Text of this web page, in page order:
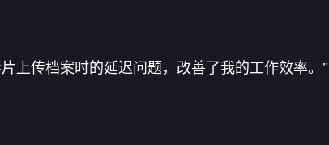
上传档案时的延迟问题，改善了我的工作效率。"